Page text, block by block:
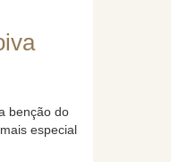
benção do
especial